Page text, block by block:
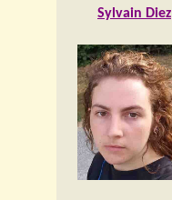
Sylvain Diez